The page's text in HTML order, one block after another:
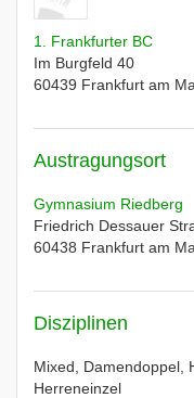
1. Frankfurter BC
Im Burgfeld 40
60439 Frankfurt am
Austragungsort
Gymnasium Riedberg
Friedrich Dessauer
60438 Frankfurt am
Disziplinen
Mixed, Damendoppel,
Herreneinzel